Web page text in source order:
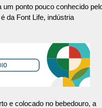
ponto pouco conhecido
da Font Life, indústria
e colocado no bebedouro, a